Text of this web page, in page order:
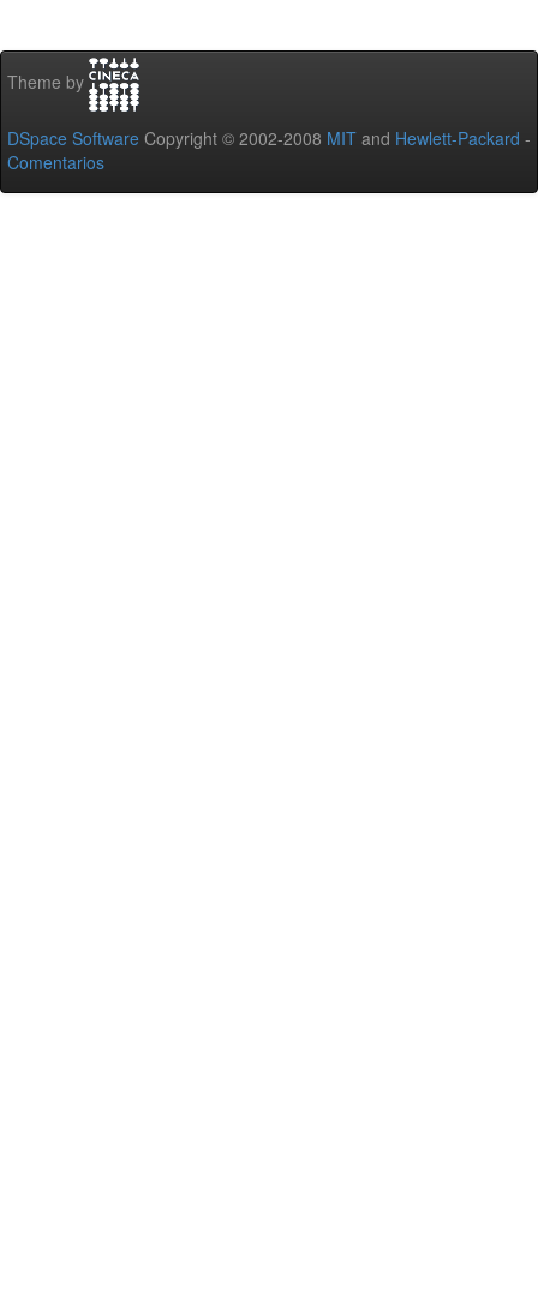
Theme by
DSpace Software Copyright © 2002-2008 MIT and Hewlett-Packard -
Comentarios